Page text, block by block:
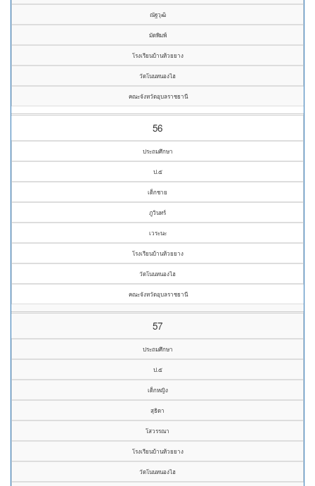
ณัฐวุฒิ
มัดพิมพ์
โรงเรียนบ้านห้วยยาง
วัดโนนหนองไฮ
คณะจังหวัดอุบลราชธานี
56
ประถมศึกษา
ป.๕
เด็กชาย
ภูวินทร์
เวระนะ
โรงเรียนบ้านห้วยยาง
วัดโนนหนองไฮ
คณะจังหวัดอุบลราชธานี
57
ประถมศึกษา
ป.๕
เด็กหญิง
สุธิดา
โสวรรณา
โรงเรียนบ้านห้วยยาง
วัดโนนหนองไฮ